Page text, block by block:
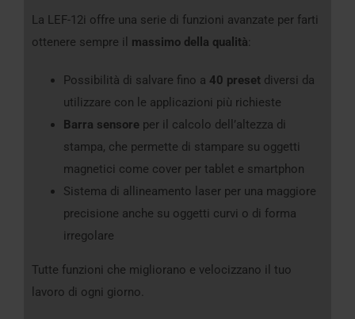
La LEF-12i offre una serie di funzioni avanzate per farti
ottenere sempre il massimo della qualità:
Possibilità di salvare fino a 40 preset diversi da
utilizzare con le applicazioni più richieste
Barra sensore per il calcolo dell’altezza di
stampa, che permette di stampare su oggetti
magnetici come cover per tablet e smartphon
Sistema di allineamento laser per una maggiore
precisione anche su oggetti curvi o di forma
irregolare
Tutte funzioni che migliorano e velocizzano il tuo
lavoro di ogni giorno.